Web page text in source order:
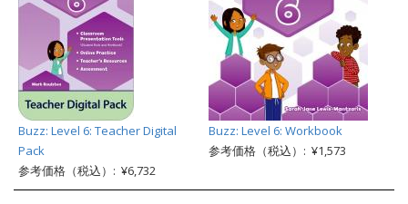
Buzz: Level 6: Teacher Digital
Pack
参考価格（税込）: ¥6,732
Buzz: Level 6: Workbook
参考価格（税込）: ¥1,573